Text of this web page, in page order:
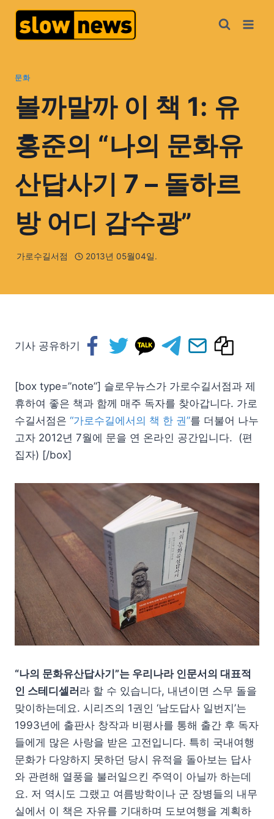
문화
볼까말까 이 책 1: 유
홍준의 “나의 문화유
산답사기 7 – 돌하르
방 어디 감수광”
가로수길서점 2013년 05월04일.
기사 공유하기
[box type=”note”] 슬로우뉴스가 가로수길서점과 제
휴하여 좋은 책과 함께 매주 독자를 찾아갑니다. 가로
수길서점은 “가로수길에서의 책 한 권”를 더불어 나누
고자 2012년 7월에 문을 연 온라인 공간입니다. (편
집자) [/box]
“나의 문화유산답사기”는 우리나라 인문서의 대표적
인 스테디셀러 라 할 수 있습니다, 내년이면 스무 돌을
맞이하는데요. 시리즈의 1권인 ‘남도답사 일번지’는
1993년에 출판사 창작과 비평사를 통해 출간 후 독자
들에게 많은 사랑을 받은 고전입니다. 특히 국내여행
문화가 다양하지 못하던 당시 유적을 돌아보는 답사
와 관련해 열풍을 불러일으킨 주역이 아닐까 하는데
요. 저 역시도 그랬고 여름방학이나 군 장병들의 내무
실에서 이 책은 자유를 기대하며 도보여행을 계획하